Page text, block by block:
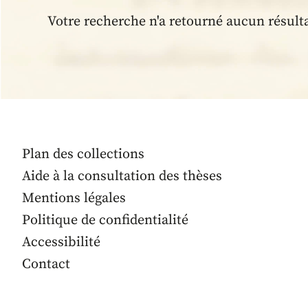
Votre recherche n'a retourné aucun
Plan des collections
Aide à la consultation des thèses
Mentions légales
Politique de confidentialité
Accessibilité
Contact